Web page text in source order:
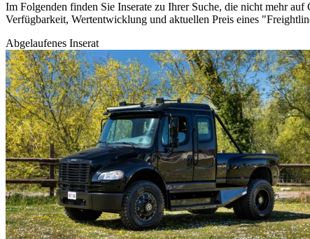
Im Folgenden finden Sie Inserate zu Ihrer Suche, die nicht mehr
Verfügbarkeit, Wertentwicklung und aktuellen Preis eines
Abgelaufenes Inserat